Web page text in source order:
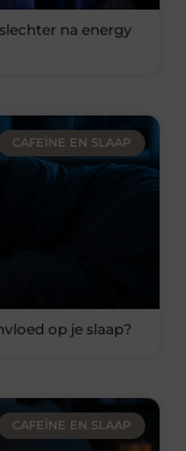
na energy
CAFEÏNE EN SLAAP
op je slaap?
CAFEÏNE EN SLAAP